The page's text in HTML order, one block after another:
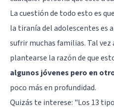
La cuestión de todo esto es
la tiranía del adolescentes es
sufrir muchas familias. Tal
plantearse la razón de que
algunos jóvenes pero en
poco más en profundidad.
Quizás te interese: "Los 13